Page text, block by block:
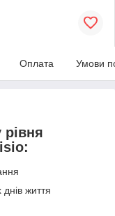
Оплата Умови
життя